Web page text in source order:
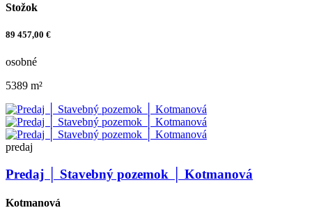
Stožok
89 457,00 €
osobné
5389 m²
predaj
Predaj │ Stavebný pozemok │ Kotmanová
Kotmanová